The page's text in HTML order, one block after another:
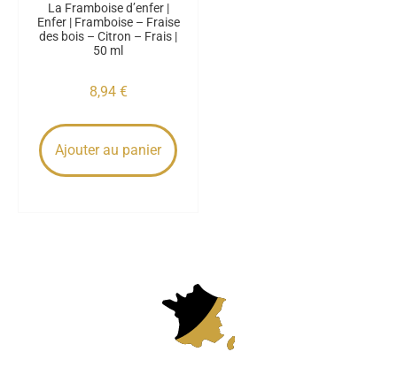
La Framboise d’enfer |
Enfer | Framboise – Fraise
des bois – Citron – Frais |
50 ml
8,94 €
Ajouter au panier